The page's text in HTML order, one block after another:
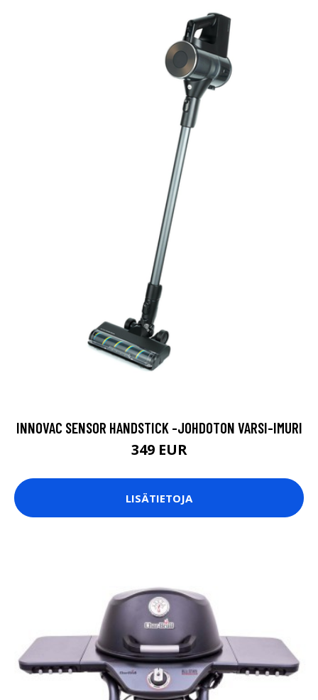
INNOVAC SENSOR HANDSTICK -JOHDOTON VARSI-IMURI
349 EUR
LISÄTIETOJA